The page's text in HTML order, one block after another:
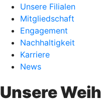
Unsere Filialen
Mitgliedschaft
Engagement
Nachhaltigkeit
Karriere
News
Unsere